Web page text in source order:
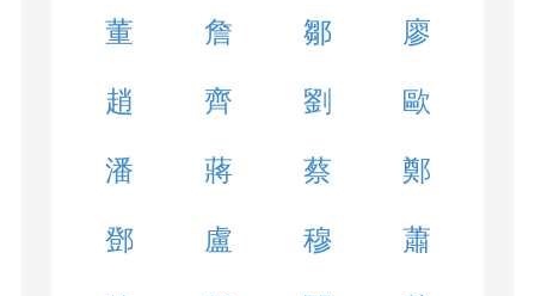
董 詹 鄒 廖
趙 齊 劉 歐
潘 蔣 蔡 鄭
鄧 盧 穆 蕭